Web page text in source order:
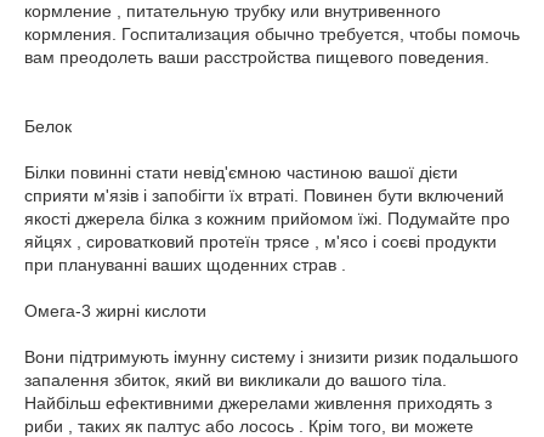
кормление , питательную трубку или внутривенного
кормления. Госпитализация обычно требуется, чтобы помочь
вам преодолеть ваши расстройства пищевого поведения.
Белок
Білки повинні стати невід'ємною частиною вашої дієти
сприяти м'язів і запобігти їх втраті. Повинен бути включений
якості джерела білка з кожним прийомом їжі. Подумайте про
яйцях , сироватковий протеїн трясе , м'ясо і соєві продукти
при плануванні ваших щоденних страв .
Омега-3 жирні кислоти
Вони підтримують імунну систему і знизити ризик подальшого
запалення збиток, який ви викликали до вашого тіла.
Найбільш ефективними джерелами живлення приходять з
риби , таких як палтус або лосось . Крім того, ви можете